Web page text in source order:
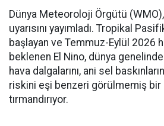
Dünya Meteoroloji Örgütü
uyarısını yayımladı. Tropikal
başlayan ve Temmuz-Eylül 2026
beklenen El Nino, dünya
hava dalgalarını, ani sel
riskini eşi benzeri görülmemiş bir
tırmandırıyor.